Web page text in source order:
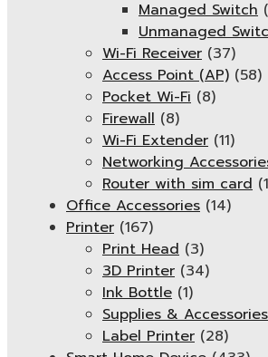
Managed Switch
Unmanaged
Wi-Fi Receiver (37)
Access Point (AP) (58)
Pocket Wi-Fi (8)
Firewall (8)
Wi-Fi Extender (11)
Networking
Router with sim card
Office Accessories (14)
Printer (167)
Print Head (3)
3D Printer (34)
Ink Bottle (1)
Supplies & Accessories
Label Printer (28)